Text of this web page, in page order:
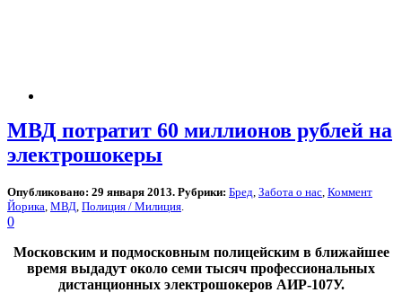
МВД потратит 60 миллионов рублей на
электрошокеры
Опубликовано: 29 января 2013. Рубрики: Бред Забота о нас Коммент
Йорика МВД Полиция / Милиция
0
Московским и подмосковным полицейским в ближайшее
время выдадут около семи тысяч профессиональных
дистанционных электрошокеров АИР-107У.